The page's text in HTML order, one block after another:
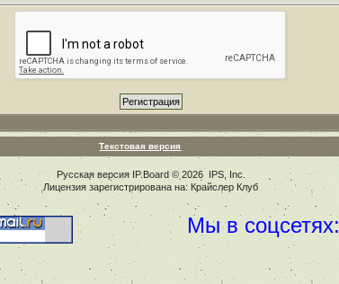
Текстовая версия
Русская версия IP.Board© 2026 IPS, Inc
Лицензия зарегистрирована на: Крайслер Клуб
Мы в соцсетях: